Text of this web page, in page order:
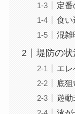
定番
食い
混雑
堤防の
エ
底
遊動